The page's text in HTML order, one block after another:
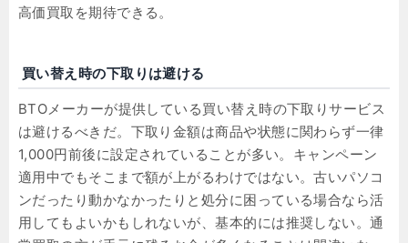
高価買取を期待できる。
買い替え時の下取りは避ける
BTOメーカーが提供している買い替え時の下取りサービス
は避けるべきだ。下取り金額は商品や状態に関わらず一律
1,000円前後に設定されていることが多い。キャンペーン
適用中でもそこまで額が上がるわけではない。古いパソコ
ンだったり動かなかったりと処分に困っている場合なら活
用してもよいかもしれないが、基本的には推奨しない。通